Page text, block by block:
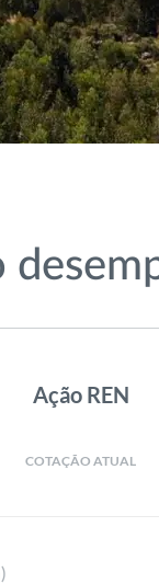
Ação REN
COTAÇÃO ATUAL